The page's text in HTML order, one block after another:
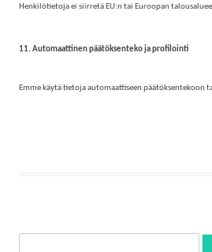
Henkilötietoja ei siirretä EU:n tai Euroopan
11. Automaattinen päätöksenteko ja profilointi
Emme käytä tietoja automaattiseen päätöksentekoon